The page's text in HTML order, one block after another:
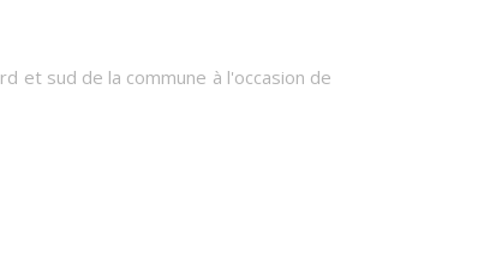
et sud de la commune à l'occasion de